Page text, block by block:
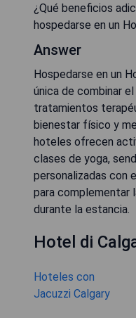
¿Qué beneficios
hospedarse en un
Answer
Hospedarse en un
única de combinar
tratamientos
bienestar físico y
hoteles ofrecen
clases de yoga,
personalizadas con
para complementar
durante la estancia.
Hotel di
Hoteles con
Jacuzzi Calgary